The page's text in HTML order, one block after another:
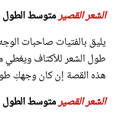
الشعر القصيرمتوسط الطول
يليق بالفتيات صاحبات
طول الشعر للأكتاف ويغطي
هذه القصة إن كان وجهكِ
الشعر القصيرمتوسط الطول